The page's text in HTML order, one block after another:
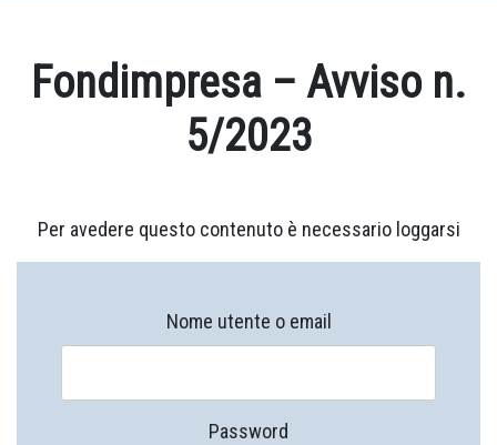
Fondimpresa – Avviso n.
5/2023
Per avedere questo contenuto è necessario loggarsi
Nome utente o email
Password